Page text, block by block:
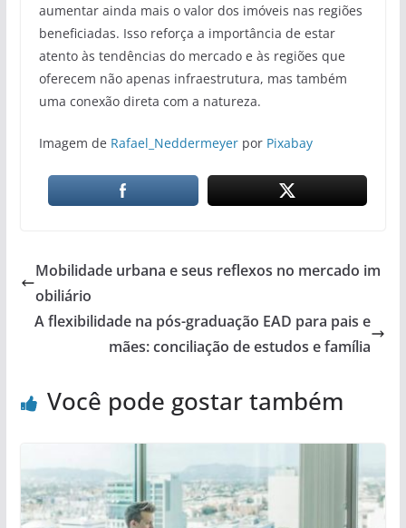
aumentar ainda mais o valor dos imóveis nas regiões
beneficiadas. Isso reforça a importância de estar
atento às tendências do mercado e às regiões que
oferecem não apenas infraestrutura, mas também
uma conexão direta com a natureza.
Imagem de Rafael_Neddermeyerpor Pixabay
Mobilidade urbana e seus reflexos no mercado im
obiliário
A flexibilidade na pós-graduação EAD para pais e
mães: conciliação de estudos e família
Você pode gostar também